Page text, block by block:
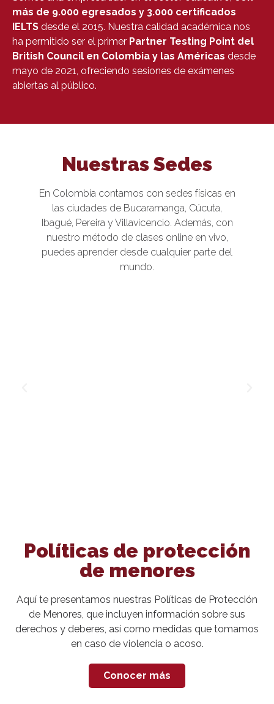
más de 9.000 egresados y 3.000 certificados
IELTS desde el 2015. Nuestra calidad académica nos
ha permitido ser el primer Partner Testing Point del
British Council en Colombia y las Américas desde
mayo de 2021, ofreciendo sesiones de exámenes
abiertas al público.
Nuestras Sedes
En Colombia contamos con sedes físicas en
las ciudades de Bucaramanga, Cúcuta,
Ibagué, Pereira y Villavicencio. Además, con
nuestro método de clases online en vivo,
puedes aprender desde cualquier parte del
mundo.
Políticas de protección
de menores
Aquí te presentamos nuestras Políticas de Protección
de Menores, que incluyen información sobre sus
derechos y deberes, así como medidas que tomamos
en caso de violencia o acoso.
Conocer más